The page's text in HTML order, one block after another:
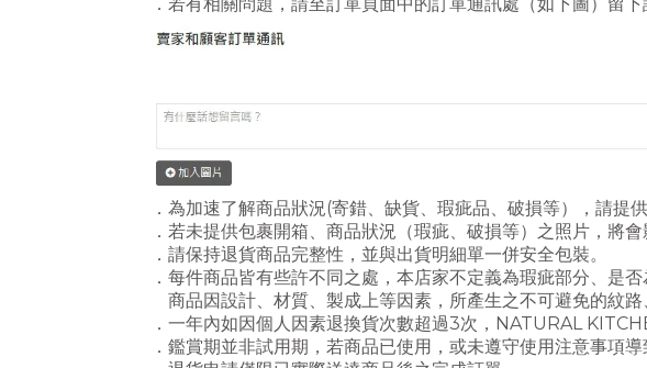
．為加速了解商品狀況(寄錯、缺貨、瑕疵品、破損等），請提
．若未提供包裹開箱、商品狀況（瑕疵、破損等）之照片，將會
．請保持退貨商品完整性，並與出貨明細單一併安全包裝。
．每件商品皆有些許不同之處，本店家不定義為瑕疵部分、是
商品因設計、材質、製成上等因素，所產生之不可避免的紋路
．一年內如因個人因素退換貨次數超過3次，NATURAL
．鑑賞期並非試用期，若商品已使用，或未遵守使用注意事項